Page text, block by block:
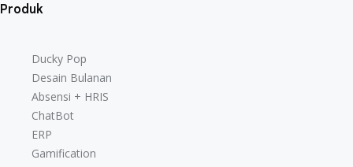
Produk
Ducky Pop
Desain Bulanan
Absensi + HRIS
ChatBot
ERP
Gamification